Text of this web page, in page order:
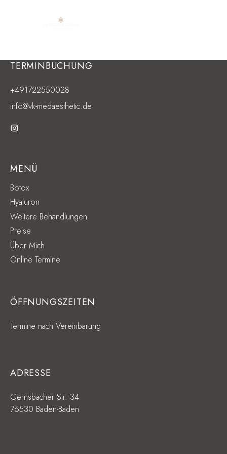
contentTERMINBUCHUNG
+491722550028
info@vk-medaesthetic.de
MENÜ
Botox
Hyaluron
Weitere Behandlungen
Preise
Über Mich
Online Termine
ÖFFNUNGSZEITEN
Termine nach Vereinbarung
ADRESSE
Gernsbacher Str. 34
76530 Baden-Baden